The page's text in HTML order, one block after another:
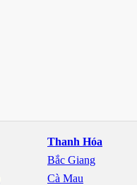
Thanh Hóa
Bắc Giang
Cà Mau